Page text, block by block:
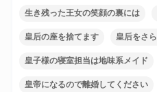
生き残った王女の笑顔の裏には
皇后の座を捨てます 皇后をさ
皇子様の寝室担当は地味系メイド
皇帝になるので離婚してください